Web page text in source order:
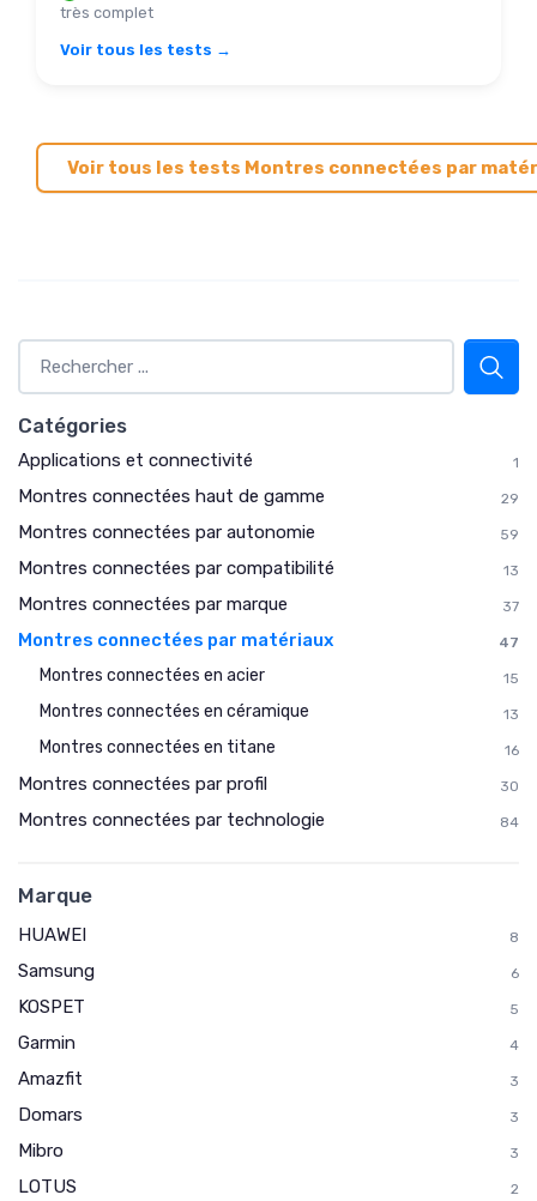
très complet
Voir tous les tests →
Voir tous les tests Montres connectées par
Catégories
Applications et connectivité 1
Montres connectées haut de gamme 29
Montres connectées par autonomie 59
Montres connectées par compatibilité 13
Montres connectées par marque 37
Montres connectées par matériaux 47
Montres connectées en acier 15
Montres connectées en céramique 13
Montres connectées en titane 16
Montres connectées par profil 30
Montres connectées par technologie 84
Marque
HUAWEI 8
Samsung 6
KOSPET 5
Garmin 4
Amazfit 3
Domars 3
Mibro 3
LOTUS 2